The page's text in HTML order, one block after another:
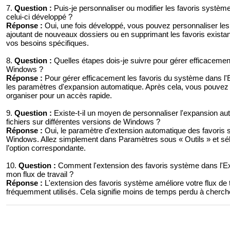
7. Question : Puis-je personnaliser ou modifier les favoris
celui-ci développé ?
Réponse : Oui, une fois développé, vous pouvez personnaliser
ajoutant de nouveaux dossiers ou en supprimant les favoris
vos besoins spécifiques.
8. Question : Quelles étapes dois-je suivre pour gérer
Windows ?
Réponse : Pour gérer efficacement les favoris du système dans
les paramètres d'expansion automatique. Après cela, vous
organiser pour un accès rapide.
9. Question : Existe-t-il un moyen de personnaliser l'expansion
fichiers sur différentes versions de Windows ?
Réponse : Oui, le paramètre d'extension automatique des
Windows. Allez simplement dans Paramètres sous « Outils » et
l’option correspondante.
10. Question : Comment l'extension des favoris système dans
mon flux de travail ?
Réponse : L'extension des favoris système améliore votre flux
fréquemment utilisés. Cela signifie moins de temps perdu à